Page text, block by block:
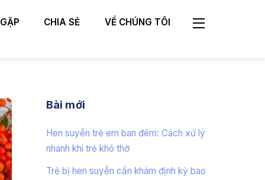
CHIA SẺ VỀ CHÚNG TÔI Widgets
Bài mới
Hen suyễn trẻ em ban đêm: Cách xử lý
nhanh khi trẻ khó thở
Trẻ bị hen suyễn cần khám định kỳ bao